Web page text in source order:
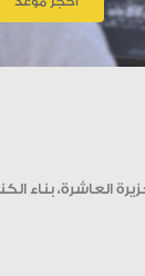
العاشرة، بناء